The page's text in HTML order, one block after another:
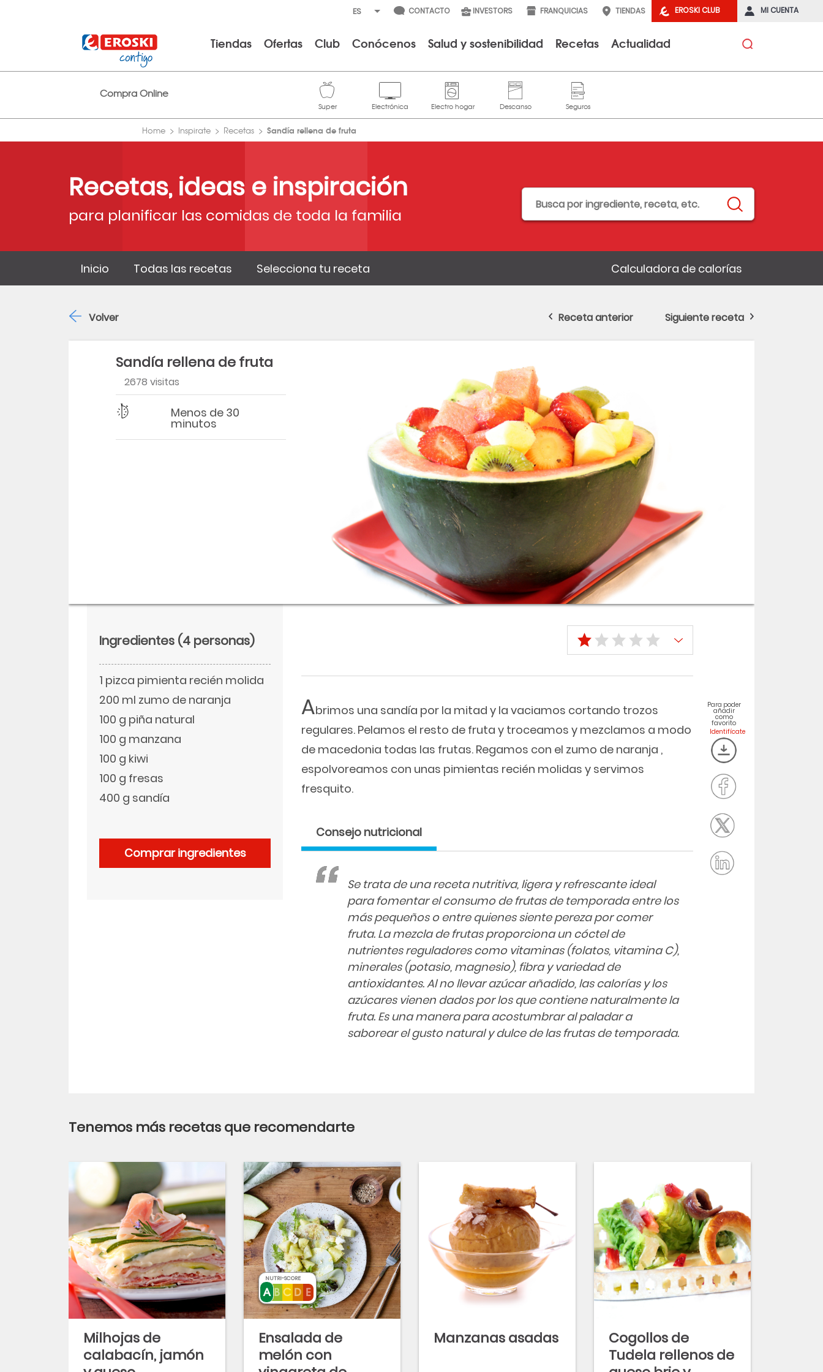
EROSKI CLUB MI CUENTA
CONTACTO INVESTORS FRANQUICIAS TIENDAS
Tiendas Ofertas Club Conócenos Salud y sostenibilidad Recetas Actualidad
Compra Online
Home Inspirate Recetas Sandía rellena de fruta
Recetas, ideas e inspiración
para planificar las comidas de toda la familia
Inicio Todas las recetas Selecciona tu receta Calculadora de calorías
Sandía rellena de fruta
2678 visitas
Dificultad
Tiempo Menos de 30
minutos
Abrimos una sandía por la mitad y la vaciamos cortando trozos
regulares. Pelamos el resto de fruta y troceamos y mezclamos a modo
de macedonia todas las frutas. Regamos con el zumo de naranja ,
espolvoreamos con unas pimientas recién molidas y servimos
fresquito.
Consejo nutricional
Se trata de una receta nutritiva, ligera y refrescante ideal
para fomentar el consumo de frutas de temporada entre los
más pequeños o entre quienes siente pereza por comer
fruta. La mezcla de frutas proporciona un cóctel de
nutrientes reguladores como vitaminas (folatos, vitamina C),
minerales (potasio, magnesio), fibra y variedad de
antioxidantes. Al no llevar azúcar añadido, las calorías y los
azúcares vienen dados por los que contiene naturalmente la
fruta. Es una manera para acostumbrar al paladar a
saborear el gusto natural y dulce de las frutas de temporada.
Para poder
añadir
como
favorito
Ingredientes (4 personas)
1 pizca pimienta recién molida
200 ml zumo de naranja
100 g piña natural
100 g manzana
100 g kiwi
100 g fresas
400 g sandía
Comprar ingredientes
Volver Receta anterior Siguiente receta
Tenemos más recetas que recomendarte
Milhojas de
calabacín, jamón
Ensalada de
melón con
NUTRI-SCORE
Manzanas asadas
Cogollos de
Tudela rellenos de